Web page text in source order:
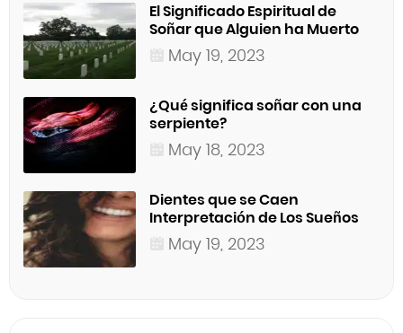
El Significado Espiritual de
Soñar que Alguien ha Muerto
May 19, 2023
¿Qué significa soñar con una
serpiente?
May 18, 2023
Dientes que se Caen
Interpretación de Los Sueños
May 19, 2023